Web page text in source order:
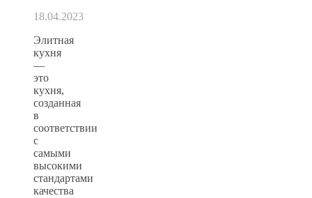
18.04.2023
Элитная
кухня
—
это
кухня,
созданная
в
соответствии
с
самыми
высокими
стандартами
качества